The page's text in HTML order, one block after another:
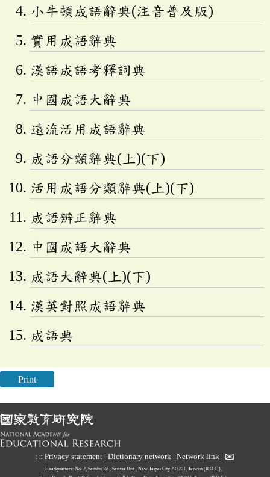
小牛頓成語辭典(注音普及版)
實用成語辭典
漢語成語考釋詞典
中國成語大辭典
遠流活用成語辭典
成語分類辭典(上)(下)
活用成語分類辭典(上)(下)
成語辨正辭典
中國成語大辭典
成語大辭典(上)(下)
漢英對照成語辭典
成語典
Print
::: Privacy statement | Dictionary network | Network link | ✉
Headquarters: No. 2, Sanshu Rd., Sanxia Dist., New Taipei City 237201, Taiwan (R.O.C.)、